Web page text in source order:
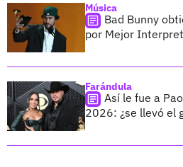
Música
Bad Bunny
por Mejor
Farándula
Así le fue a
2026: ¿se llevó el